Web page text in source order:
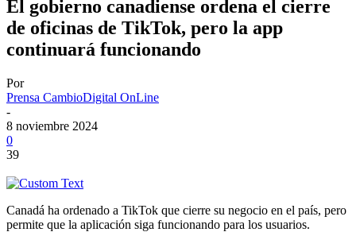
El gobierno canadiense ordena el cierre
de oficinas de TikTok, pero la app
continuará funcionando
Por
Prensa CambioDigital OnLine
-
8 noviembre 2024
0
39
Canadá ha ordenado a TikTok que cierre su negocio en el país, pero
permite que la aplicación siga funcionando para los usuarios.